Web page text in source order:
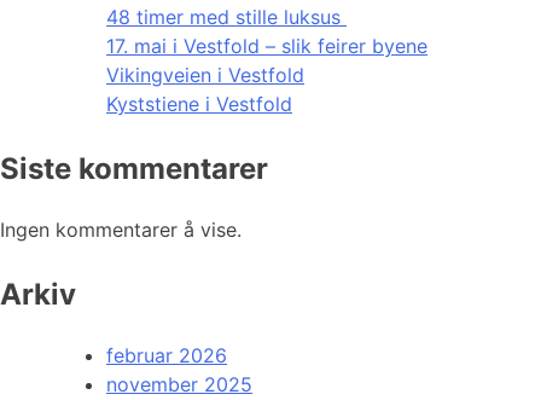
48 timer med stille luksus
17. mai i Vestfold – slik feirer byene
Vikingveien i Vestfold
Kyststiene i Vestfold
Siste kommentarer
Ingen kommentarer å vise.
Arkiv
februar 2026
november 2025